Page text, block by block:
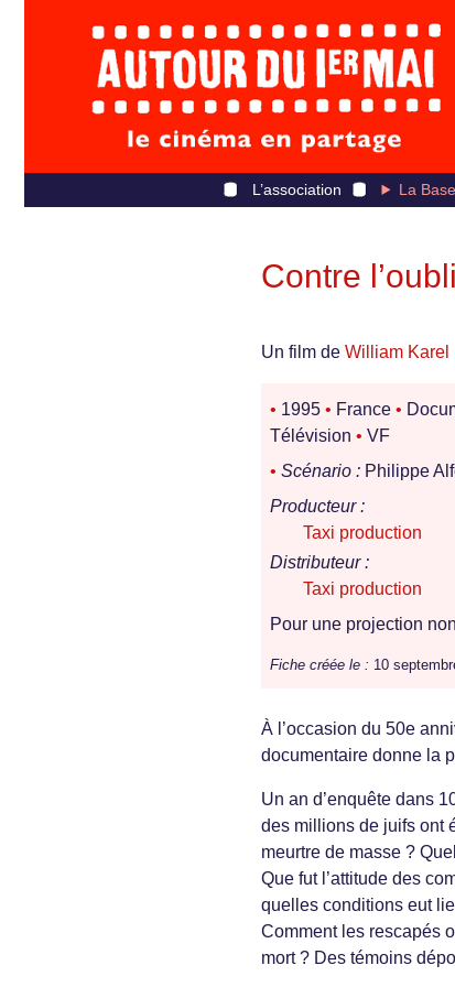
L’association La
Contre l’oubli
Un film de William Karel
• 1995 • France •
Télévision • VF
• Scénario : Philippe
Producteur :
Taxi production
Distributeur :
Taxi production
Pour une projection
Fiche créée le : 10
À l’occasion du 50e
documentaire donne la
Un an d’enquête dans
des millions de juifs ont
meurtre de masse ?
Que fut l’attitude des
quelles conditions eut
Comment les rescapés
mort ? Des témoins